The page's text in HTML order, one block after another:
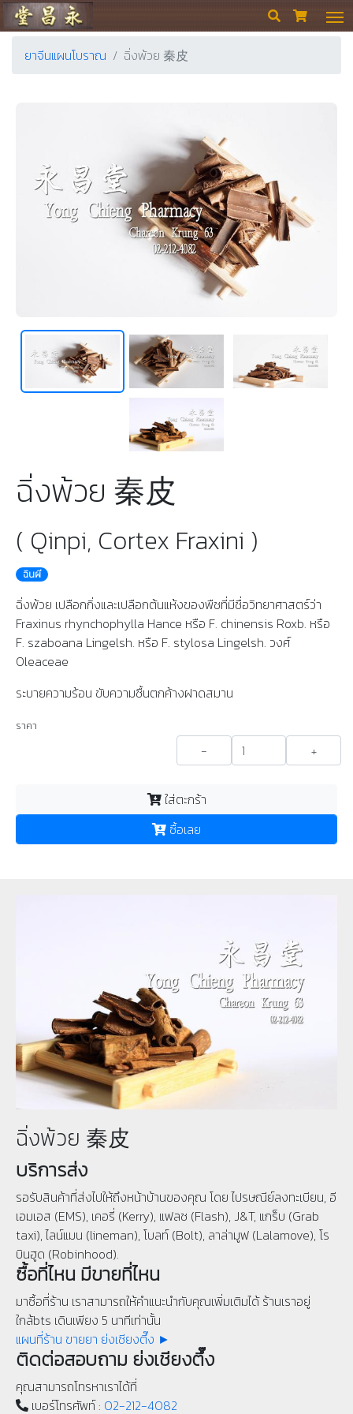
ร้านขายยา ย่งเชียงตึ๊ง  
ยาจีนแผนโบราณ ฉิ่งพ้วย 秦皮
ฉิ่งพ้วย 秦皮
( Qinpi, Cortex Fraxini )
ฉินผี
ฉิ่งพ้วย เปลือกกิ่งและเปลือกต้นแห้งของพืชที่มีชื่อวิทยาศาสตร์ว่า
Fraxinus rhynchophylla Hance หรือ F. chinensis Roxb. หรือ
F. szaboana Lingelsh. หรือ F. stylosa Lingelsh. วงศ์
Oleaceae
ระบายความร้อน ขับความชื้นตกค้างฝาดสมาน
ราคา
- +
ใส่ตะกร้า
ซื้อเลย
ฉิ่งพ้วย 秦皮
บริการส่ง
รอรับสินค้าที่ส่งไปให้ถึงหน้าบ้านของคุณ โดย ไปรษณีย์ลงทะเบียน, อี
เอมเอส (EMS), เคอรี่ (Kerry), แฟลช (Flash), J&T, แกร็บ (Grab
taxi), ไลน์แมน (lineman), โบลท์ (Bolt), ลาล่ามูฟ (Lalamove), โร
บินฮูด (Robinhood).
ซื้อที่ไหน มีขายที่ไหน
มาซื้อที่ร้าน เราสามารถให้คำแนะนำกับคุณเพิ่มเติมได้ ร้านเราอยู่
ใกล้bts เดินเพียง 5 นาทีเท่านั้น
แผนที่ร้าน ขายยา ย่งเชียงตึ๊ง ►
ติดต่อสอบถาม ย่งเชียงตึ๊ง
คุณสามารถโทรหาเราได้ที่
เบอร์โทรศัพท์ : 02-212-4082